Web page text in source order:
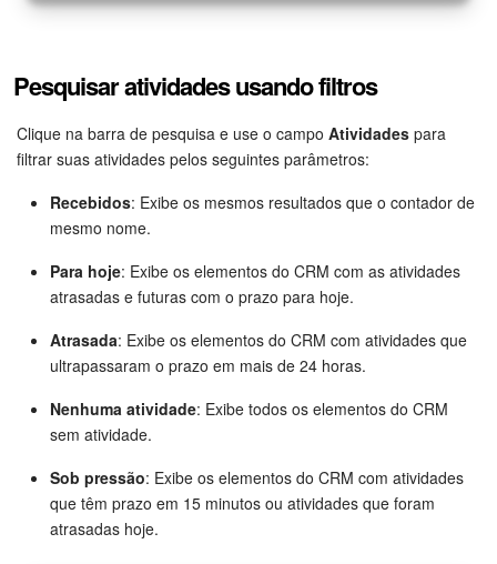
Base de conhecimento
Videoconferências em HD
Processos de negócio
Market (Aplicativos)
Configurações
Widget de colaborador
Bitrix24 Messenger
Bitrix24 On-premise
Pesquisar atividades usando filtros
Clique na barra de pesquisa e use o campo Atividades para
filtrar suas atividades pelos seguintes parâmetros:
Recebidos: Exibe os mesmos resultados que o contador de
mesmo nome.
Para hoje: Exibe os elementos do CRM com as atividades
atrasadas e futuras com o prazo para hoje.
Atrasada: Exibe os elementos do CRM com atividades que
ultrapassaram o prazo em mais de 24 horas.
Nenhuma atividade: Exibe todos os elementos do CRM
sem atividade.
Sob pressão: Exibe os elementos do CRM com atividades
que têm prazo em 15 minutos ou atividades que foram
atrasadas hoje.